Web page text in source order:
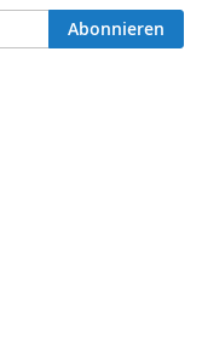
Abonnieren